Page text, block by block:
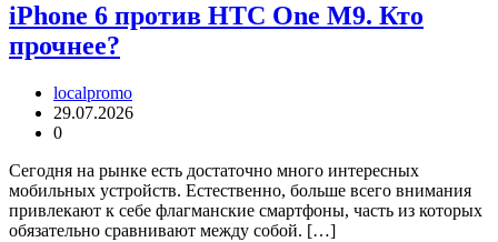
iPhone 6 против HTC One M9. Кто
прочнее?
localpromo
29.07.2026
0
Сегодня на рынке есть достаточно много интересных
мобильных устройств. Естественно, больше всего внимания
привлекают к себе флагманские смартфоны, часть из которых
обязательно сравнивают между собой. […]